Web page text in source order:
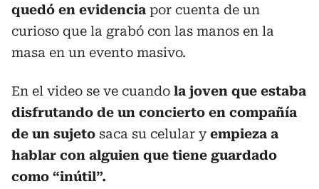
quedó en evidencia por cuenta de un
curioso que la grabó con las manos en la
masa en un evento masivo.
En el video se ve cuando la joven que estaba
disfrutando de un concierto en compañía
de un sujeto saca su celular yempieza a
hablar con alguien que tiene guardado
como “inútil”.